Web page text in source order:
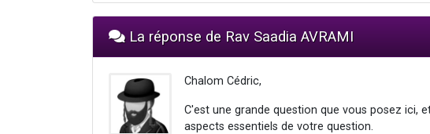
La réponse de Rav Saadia AVRAMI
Chalom Cédric,
C'est une grande question que vous posez ici,
aspects essentiels de votre question.